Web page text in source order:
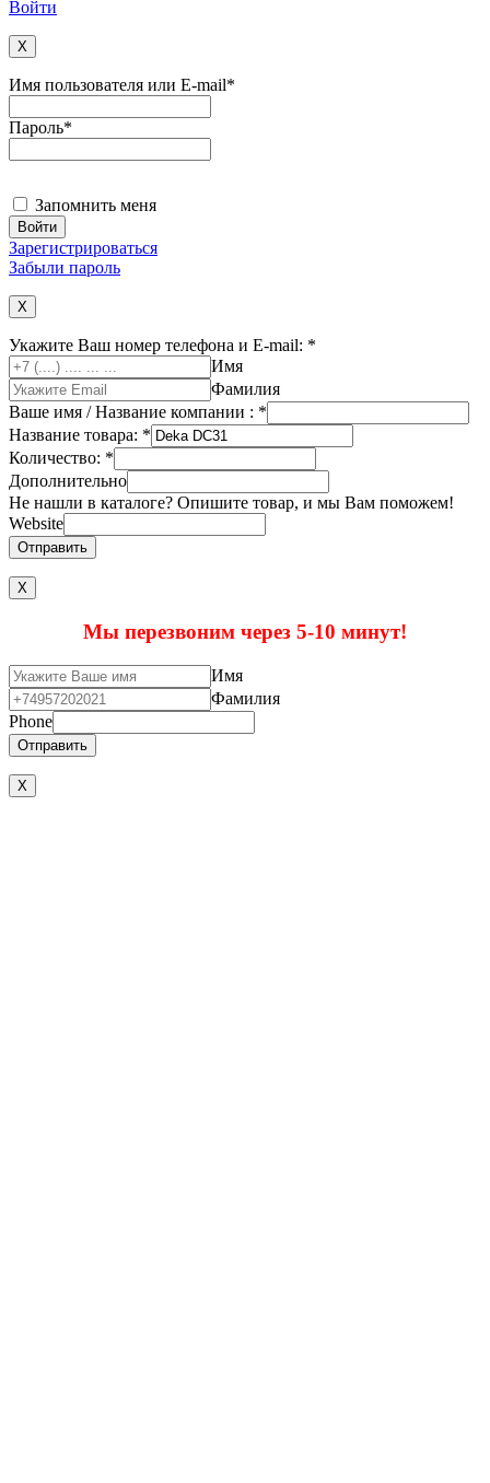
Войти
X
Имя пользователя или E-mail*
Пароль*
Запомнить меня
Зарегистрироваться
Забыли пароль
X
Укажите Ваш номер телефона и E-mail: *
Имя
Фамилия
Ваше имя / Название компании : *
Название товара: *
Количество: *
Дополнительно
Не нашли в каталоге? Опишите товар, и мы Вам поможем!
Website
Отправить
Х
Мы перезвоним через 5-10 минут!
Имя
Фамилия
Phone
Отправить
X